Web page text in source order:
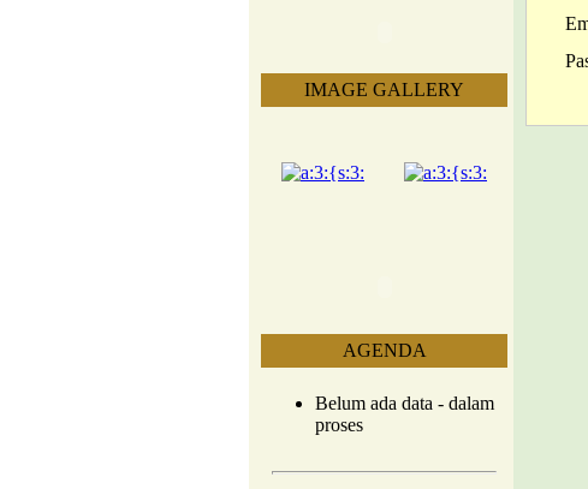
IMAGE GALLERY
AGENDA
Belum ada data - dalam
proses